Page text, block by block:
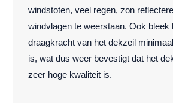
windstoten, veel regen, zon
windvlagen te weerstaan. Ook bleek
draagkracht van het dekzeil
is, wat dus weer bevestigt dat het
zeer hoge kwaliteit is.